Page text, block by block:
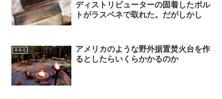
ディストリビューターの固着したボル
トがラスペネで取れた。だがしかし
ＢＢＱ
アメリカのような野外据置焚火台を作
るとしたらいくらかかるのか